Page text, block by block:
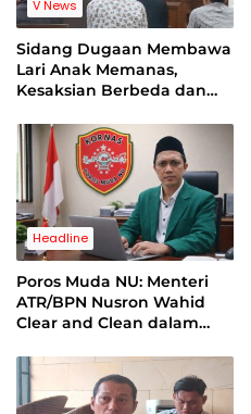
V News
Sidang Dugaan Membawa
Lari Anak Memanas,
Kesaksian Berbeda dan
Headline
Poros Muda NU: Menteri
ATR/BPN Nusron Wahid
Clear and Clean dalam
Kuansing